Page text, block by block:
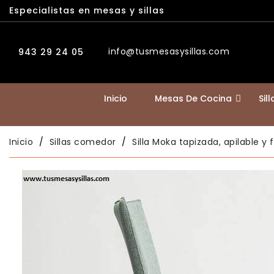
Especialistas en mesas y sillas
943 29 24 05 info@tusmesasysillas.com
Inicio Mesas De Cocina
Inicio Sillas comedor Silla Moka tapizada, apilable